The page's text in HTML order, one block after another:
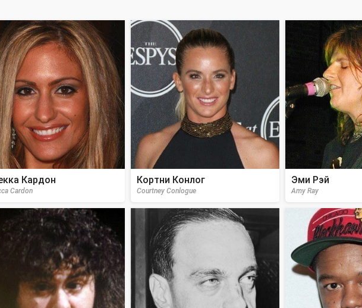
Кардон
Cardon
Кортни Конлог
Courtney Conlogue
Эми Рэй
Amy Ray